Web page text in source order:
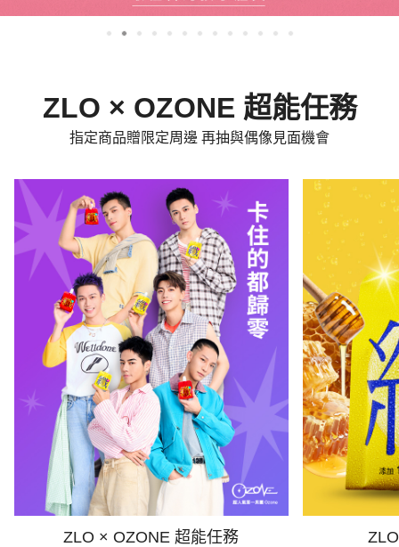
ZLO × OZONE 超能任務
指定商品贈限定周邊 再抽與偶像見面機會
ZLO × OZONE 超能任務